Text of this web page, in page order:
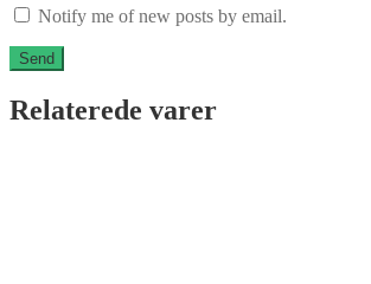
Notify me of new posts by email.
Relaterede varer